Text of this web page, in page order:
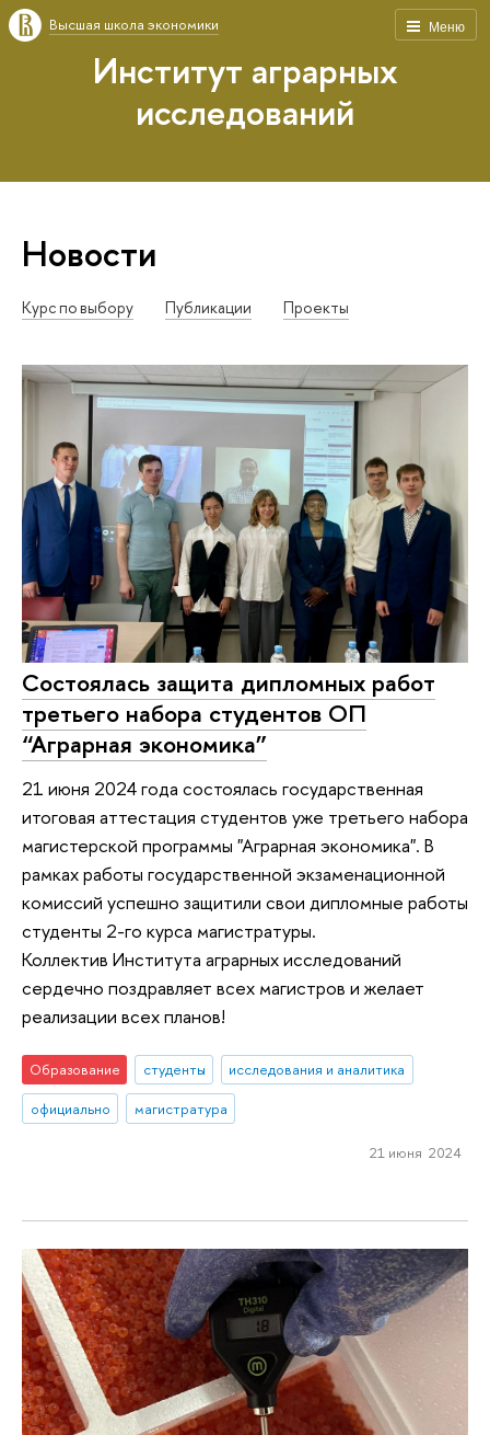
Меню
Высшая школа экономики
Институт аграрных
исследований
Новости
Курс по выбору Публикации Проекты
Состоялась защита дипломных работ
третьего набора студентов ОП
“Аграрная экономика”
21 июня 2024 года состоялась государственная
итоговая аттестация студентов уже третьего набора
магистерской программы "Аграрная экономика". В
рамках работы государственной экзаменационной
комиссий успешно защитили свои дипломные работы
студенты 2-го курса магистратуры.
Коллектив Института аграрных исследований
сердечно поздравляет всех магистров и желает
реализации всех планов!
Образование студенты
исследования и аналитика
официально
магистратура
21 июня 2024